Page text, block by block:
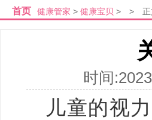
首页 健康管家 > 健康宝贝 > >
时间
儿童的视